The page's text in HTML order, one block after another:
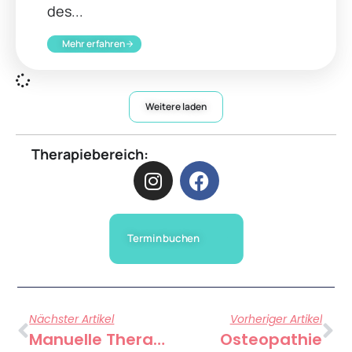
des...
Mehr erfahren
Weitere laden
Therapiebereich:
Termin buchen
Nächster Artikel
Manuelle Therapie
Vorheriger Artikel
Osteopathie